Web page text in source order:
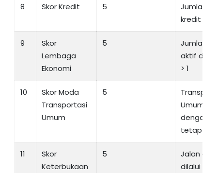
8 Skor Kredit 5
Jumlah
kredit = 4
9
Skor
Lembaga
Ekonomi
5
Jumlah
aktif dan
> 1
10
Skor Moda
Transportasi
Umum
5
Umum
dengan
tetap
11
Skor
Keterbukaan
5
Jalan di
dilalui